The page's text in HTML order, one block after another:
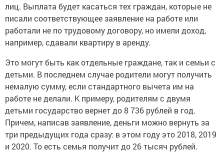
лиц. Выплата будет касаться тех граждан, которые не
писали соответствующее заявление на работе или
работали не по трудовому договору, но имели доход,
например, сдавали квартиру в аренду.
Это могут быть как отдельные граждане, так и семьи с
детьми. В последнем случае родители могут получить
немалую сумму, если стандартного вычета им на
работе не делали. К примеру, родителям с двумя
детьми государство вернет до 8 736 рублей в год.
Причем, написав заявление, деньги можно вернуть за
три предыдущих года сразу: в этом году это 2018, 2019
и 2020. То есть семья получит до 26 тысяч рублей.